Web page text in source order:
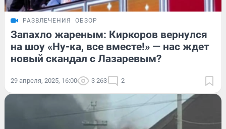
РАЗВЛЕЧЕНИЯ ОБЗОР
Запахло жареным: Киркоров вернулся
на шоу «Ну-ка, все вместе!» — нас ждет
новый скандал с Лазаревым?
29 апреля, 2025, 16:00 3 263 2